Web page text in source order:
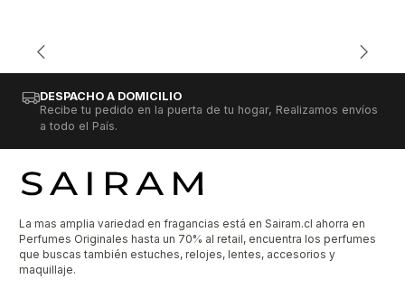
DESPACHO A DOMICILIO
Recibe tu pedido en la puerta de tu hogar, Realizamos envíos
a todo el País.
La mas amplia variedad en fragancias está en Sairam.cl ahorra en
Perfumes Originales hasta un 70% al retail, encuentra los perfumes
que buscas también estuches, relojes, lentes, accesorios y
maquillaje.